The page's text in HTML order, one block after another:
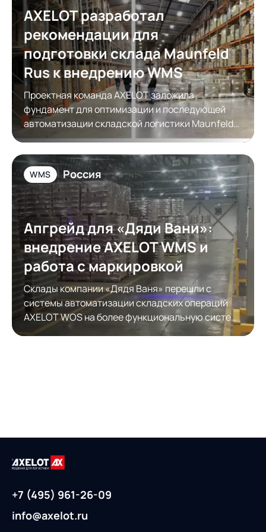
AXELOT разработал
рекомендации для
подготовки склада Maunfeld
Rus к внедрению WMS
Проектная команда AXELOT заложила
фундамент для оптимизации и последующей
автоматизации складской логистики Maunfeld
Rus
WMS Россия
Апгрейд для «Дяди Вани»:
внедрение AXELOT WMS и
работа с маркировкой
Склады компании «Дядя Ваня» перешли с
системы автоматизации складских операций
AXELOT WOS на более функциональную систему
автоматизации складской логистики AXELOT
+7 (495) 961-26-09
info@axelot.ru